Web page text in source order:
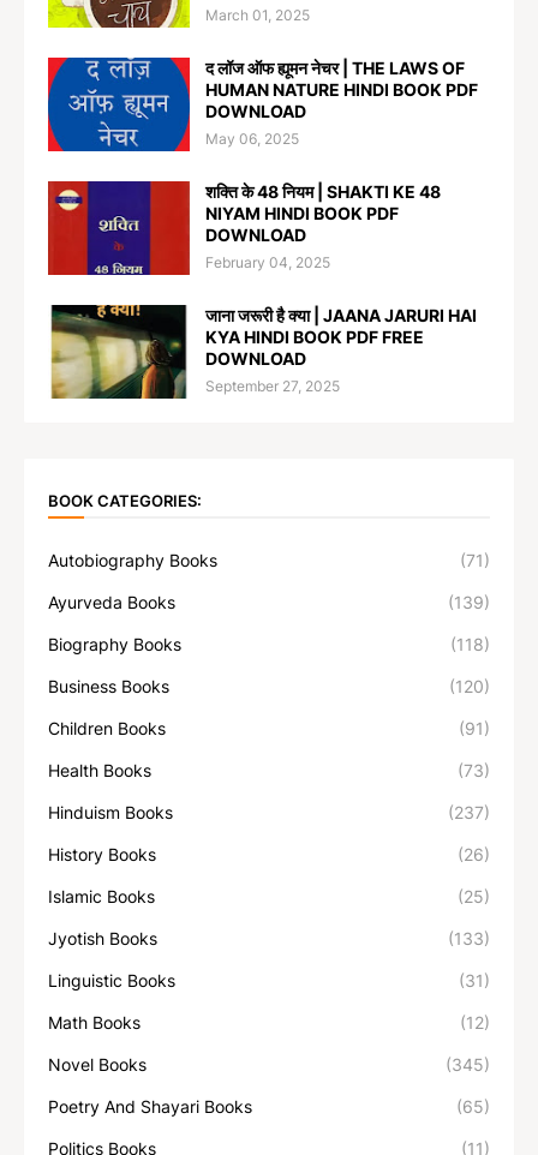
March 01, 2025
द लॉज ऑफ ह्यूमन नेचर | THE LAWS OF
HUMAN NATURE HINDI BOOK PDF
DOWNLOAD
May 06, 2025
शक्ति के 48 नियम | SHAKTI KE 48
NIYAM HINDI BOOK PDF
DOWNLOAD
February 04, 2025
जाना जरूरी है क्या | JAANA JARURI HAI
KYA HINDI BOOK PDF FREE
DOWNLOAD
September 27, 2025
BOOK CATEGORIES:
Autobiography Books (71)
Ayurveda Books (139)
Biography Books (118)
Business Books (120)
Children Books (91)
Health Books (73)
Hinduism Books (237)
History Books (26)
Islamic Books (25)
Jyotish Books (133)
Linguistic Books (31)
Math Books (12)
Novel Books (345)
Poetry And Shayari Books (65)
Politics Books (11)